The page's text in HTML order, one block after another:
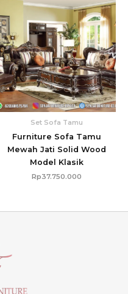
Set Sofa Tamu
Furniture Sofa Tamu
Mewah Jati Solid Wood
Model Klasik
Rp37.750.000